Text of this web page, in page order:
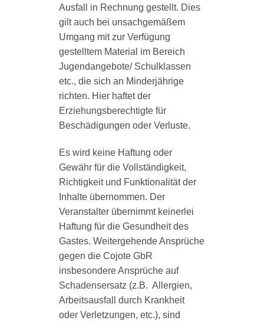
Ausfall in Rechnung gestellt. Dies
gilt auch bei unsachgemäßem
Umgang mit zur Verfügung
gestelltem Material im Bereich
Jugendangebote/ Schulklassen
etc., die sich an Minderjährige
richten. Hier haftet der
Erziehungsberechtigte für
Beschädigungen oder Verluste.
Es wird keine Haftung oder
Gewähr für die Vollständigkeit,
Richtigkeit und Funktionalität der
Inhalte übernommen. Der
Veranstalter übernimmt keinerlei
Haftung für die Gesundheit des
Gastes. Weitergehende Ansprüche
gegen die Cojote GbR
insbesondere Ansprüche auf
Schadensersatz (z.B. Allergien,
Arbeitsausfall durch Krankheit
oder Verletzungen, etc.), sind